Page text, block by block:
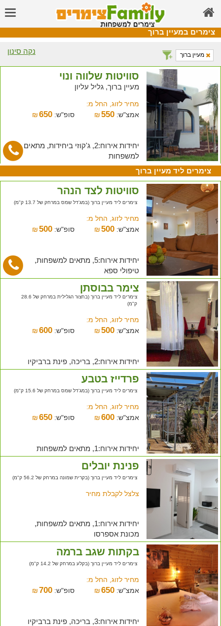
צימרים במעיין ברוך
נקה סינון מעיין ברוך
סוויטות שלווה ונוי
מעיין ברוך, גליל עליון
מחיר לזוג, החל מ:
אמצ"ש:
₪550 סופ"ש: ₪ 650
יחידות אירוח:2, ג'קוזי ביחידות, מתאים
למשפחות
צימרים ליד מעיין ברוך
סוויטות לצד הנהר
צימרים ליד מעיין ברוך (במג'דל שמס במרחק של 13.7 ק"מ)
מחיר לזוג, החל מ:
אמצ"ש:
₪500 סופ"ש: ₪ 500
יחידות אירוח:5, מתאים למשפחות,
טיפולי ספא
צימר בבוסתן
צימרים ליד מעיין ברוך (בחצור הגלילית במרחק של 28.6
ק"מ)
מחיר לזוג, החל מ:
אמצ"ש:
₪500 סופ"ש: ₪ 600
יחידות אירוח:2, בריכה, פינת ברביקיו
פרדייז בטבע
צימרים ליד מעיין ברוך (במג'דל שמס במרחק של 15.6 ק"מ)
מחיר לזוג, החל מ:
אמצ"ש:
₪600 סופ"ש: ₪ 650
יחידות אירוח:1, מתאים למשפחות
פנינת יובלים
צימרים ליד מעיין ברוך (בקרית שמונה במרחק של 56.2 ק"מ)
צלצל לקבלת מחיר
יחידות אירוח:1, מתאים למשפחות,
מכונת אספרסו
בקתות שגב ברמה
צימרים ליד מעיין ברוך (בקלע במרחק של 14.2 ק"מ)
מחיר לזוג, החל מ:
אמצ"ש:
₪650 סופ"ש: ₪ 700
יחידות אירוח:3, בריכה, פינת ברביקיו